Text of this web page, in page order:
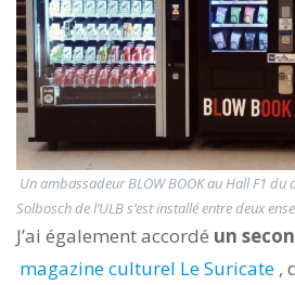
Un ambassadeur BLOW BOOK au Hall F1
Solbosch de l’ULB s’est installé entre deux
J’ai également accordé un
magazine culturel Le Suricate ,